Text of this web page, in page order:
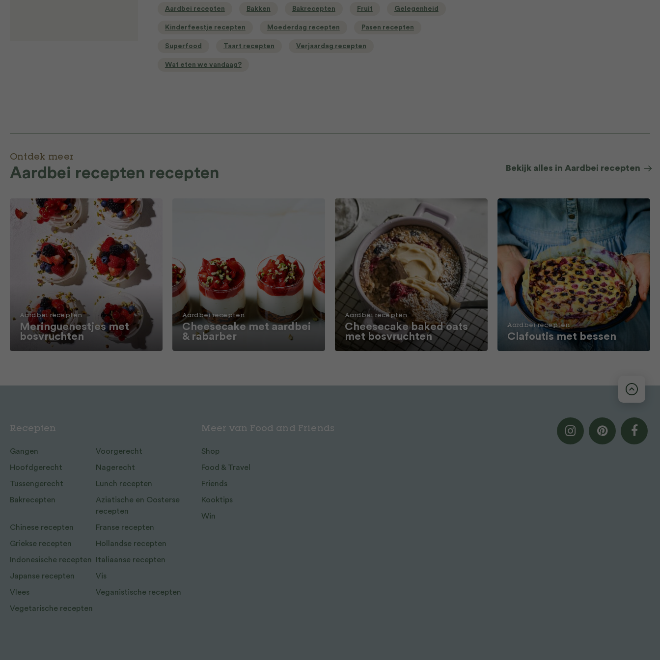
Aardbei recepten Bakken Bakrecepten Fruit Gelegenheid
Kinderfeestje recepten Moederdag recepten Pasen recepten
Superfood Taart recepten Verjaardag recepten
Wat eten we vandaag?
Ontdek meer
Aardbei recepten recepten Bekijk alles in Aardbei recepten
Aardbei recepten
Meringuenestjes met
bosvruchten
Aardbei recepten
Cheesecake met aardbei
& rabarber
Aardbei recepten
Cheesecake baked oats
met bosvruchten
Aardbei recepten
Clafoutis met bessen
Recepten
Gangen Voorgerecht
Hoofdgerecht Nagerecht
Tussengerecht Lunch recepten
Bakrecepten
Aziatische en Oosterse
recepten
Chinese recepten Franse recepten
Griekse recepten Hollandse recepten
Indonesische recepten Italiaanse recepten
Japanse recepten Vis
Vlees Veganistische recepten
Vegetarische recepten
Meer van Food and Friends
Shop
Food & Travel
Friends
Kooktips
Win